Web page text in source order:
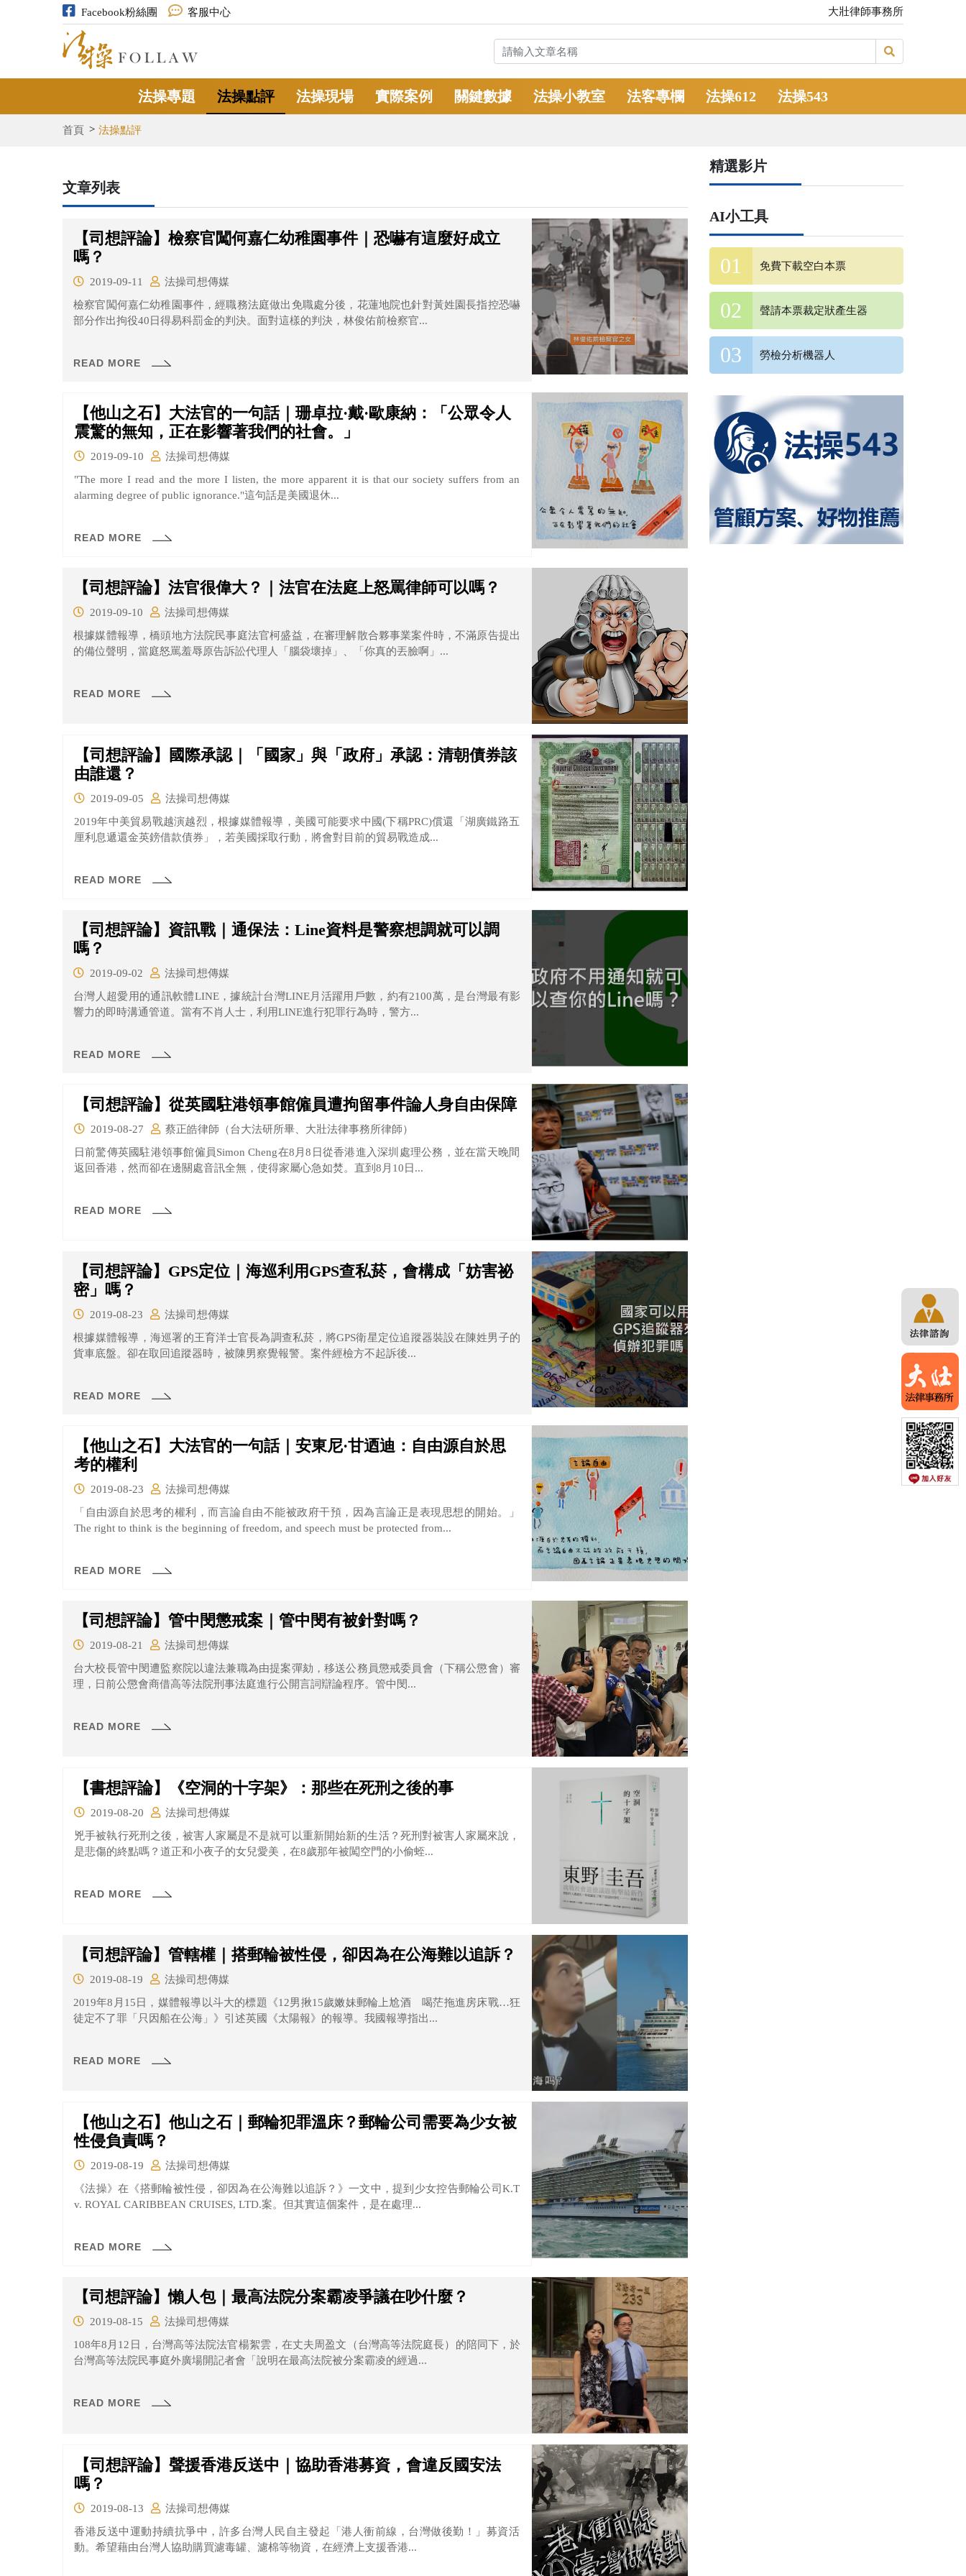
Facebook粉絲團 客服中心 大壯律師事務所
法操專題 法操點評 法操現場 實際案例 關鍵數據 法操小教室 法客專欄 法操612 法操543
首頁 法操點評
文章列表
【司想評論】檢察官闖何嘉仁幼稚園事件｜恐嚇有這麼好成立
嗎？
2019-09-11
法操司想傳媒
檢察官闖何嘉仁幼稚園事件，經職務法庭做出免職處分後，花蓮地院也針對黃姓園長指控恐嚇
部分作出拘役40日得易科罰金的判決。面對這樣的判決，林俊佑前檢察官...
READ MORE
【他山之石】大法官的一句話｜珊卓拉·戴·歐康納：「公眾令人
震驚的無知，正在影響著我們的社會。」
2019-09-10
法操司想傳媒
"The more I read and the more I listen, the more apparent it is that our society suffers from an
alarming degree of public ignorance."這句話是美國退休...
READ MORE
【司想評論】法官很偉大？｜法官在法庭上怒罵律師可以嗎？
2019-09-10
法操司想傳媒
根據媒體報導，橋頭地方法院民事庭法官柯盛益，在審理解散合夥事業案件時，不滿原告提出
的備位聲明，當庭怒罵羞辱原告訴訟代理人「腦袋壞掉」、「你真的丟臉啊」...
READ MORE
【司想評論】國際承認｜「國家」與「政府」承認：清朝債券該
由誰還？
2019-09-05
法操司想傳媒
2019年中美貿易戰越演越烈，根據媒體報導，美國可能要求中國(下稱PRC)償還「湖廣鐵路五
厘利息遞還金英鎊借款債券」，若美國採取行動，將會對目前的貿易戰造成...
READ MORE
【司想評論】資訊戰｜通保法：Line資料是警察想調就可以調
嗎？
2019-09-02
法操司想傳媒
台灣人超愛用的通訊軟體LINE，據統計台灣LINE月活躍用戶數，約有2100萬，是台灣最有影
響力的即時溝通管道。當有不肖人士，利用LINE進行犯罪行為時，警方...
READ MORE
【司想評論】從英國駐港領事館僱員遭拘留事件論人身自由保障
2019-08-27
蔡正皓律師（台大法研所畢、大壯法律事務所律師）
日前驚傳英國駐港領事館僱員Simon Cheng在8月8日從香港進入深圳處理公務，並在當天晚間
返回香港，然而卻在邊關處音訊全無，使得家屬心急如焚。直到8月10日...
READ MORE
【司想評論】GPS定位｜海巡利用GPS查私菸，會構成「妨害祕
密」嗎？
2019-08-23
法操司想傳媒
根據媒體報導，海巡署的王育洋士官長為調查私菸，將GPS衛星定位追蹤器裝設在陳姓男子的
貨車底盤。卻在取回追蹤器時，被陳男察覺報警。案件經檢方不起訴後...
READ MORE
【他山之石】大法官的一句話｜安東尼·甘迺迪：自由源自於思
考的權利
2019-08-23
法操司想傳媒
「自由源自於思考的權利，而言論自由不能被政府干預，因為言論正是表現思想的開始。」
The right to think is the beginning of freedom, and speech must be protected from...
READ MORE
【司想評論】管中閔懲戒案｜管中閔有被針對嗎？
2019-08-21
法操司想傳媒
台大校長管中閔遭監察院以違法兼職為由提案彈劾，移送公務員懲戒委員會（下稱公懲會）審
理，日前公懲會商借高等法院刑事法庭進行公開言詞辯論程序。管中閔...
READ MORE
【書想評論】《空洞的十字架》：那些在死刑之後的事
2019-08-20
法操司想傳媒
兇手被執行死刑之後，被害人家屬是不是就可以重新開始新的生活？死刑對被害人家屬來說，
是悲傷的終點嗎？道正和小夜子的女兒愛美，在8歲那年被闖空門的小偷蛭...
READ MORE
【司想評論】管轄權｜搭郵輪被性侵，卻因為在公海難以追訴？
2019-08-19
法操司想傳媒
2019年8月15日，媒體報導以斗大的標題《12男揪15歲嫩妹郵輪上尬酒 喝茫拖進房床戰…狂
徒定不了罪「只因船在公海」》引述英國《太陽報》的報導。我國報導指出...
READ MORE
【他山之石】他山之石｜郵輪犯罪溫床？郵輪公司需要為少女被
性侵負責嗎？
2019-08-19
法操司想傳媒
《法操》在《搭郵輪被性侵，卻因為在公海難以追訴？》一文中，提到少女控告郵輪公司K.T
v. ROYAL CARIBBEAN CRUISES, LTD.案。但其實這個案件，是在處理...
READ MORE
【司想評論】懶人包｜最高法院分案霸凌爭議在吵什麼？
2019-08-15
法操司想傳媒
108年8月12日，台灣高等法院法官楊絮雲，在丈夫周盈文（台灣高等法院庭長）的陪同下，於
台灣高等法院民事庭外廣場開記者會「說明在最高法院被分案霸凌的經過...
READ MORE
【司想評論】聲援香港反送中｜協助香港募資，會違反國安法
嗎？
2019-08-13
法操司想傳媒
香港反送中運動持續抗爭中，許多台灣人民自主發起「港人衝前線，台灣做後勤！」募資活
動。希望藉由台灣人協助購買濾毒罐、濾棉等物資，在經濟上支援香港...
精選影片
AI小工具
免費下載空白本票
聲請本票裁定狀產生器
勞檢分析機器人